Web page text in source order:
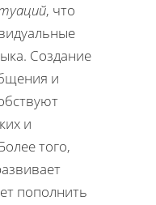
, что
Создание
и
и
того,
пополнить